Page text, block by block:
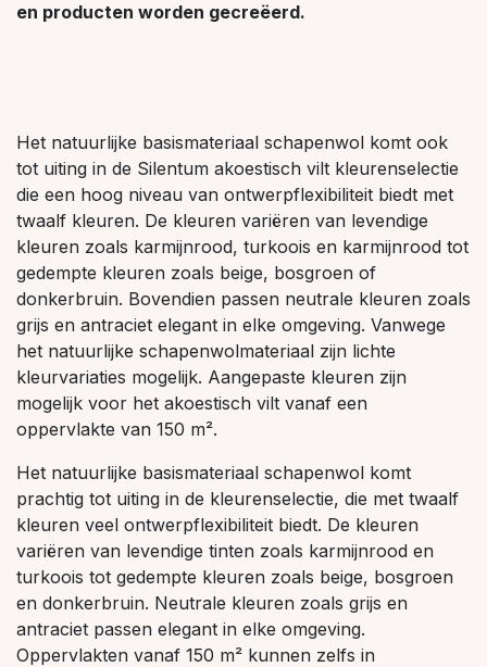
en producten worden gecreëerd.
Het natuurlijke basismateriaal schapenwol komt ook
tot uiting in de Silentum akoestisch vilt kleurenselectie
die een hoog niveau van ontwerpflexibiliteit biedt met
twaalf kleuren. De kleuren variëren van levendige
kleuren zoals karmijnrood, turkoois en karmijnrood tot
gedempte kleuren zoals beige, bosgroen of
donkerbruin. Bovendien passen neutrale kleuren zoals
grijs en antraciet elegant in elke omgeving. Vanwege
het natuurlijke schapenwolmateriaal zijn lichte
kleurvariaties mogelijk. Aangepaste kleuren zijn
mogelijk voor het akoestisch vilt vanaf een
oppervlakte van 150 m².
Het natuurlijke basismateriaal schapenwol komt
prachtig tot uiting in de kleurenselectie, die met twaalf
kleuren veel ontwerpflexibiliteit biedt. De kleuren
variëren van levendige tinten zoals karmijnrood en
turkoois tot gedempte kleuren zoals beige, bosgroen
en donkerbruin. Neutrale kleuren zoals grijs en
antraciet passen elegant in elke omgeving.
Oppervlakten vanaf 150 m² kunnen zelfs in